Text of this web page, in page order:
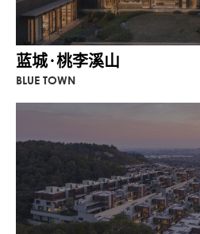
蓝城·桃李溪山
BLUE TOWN